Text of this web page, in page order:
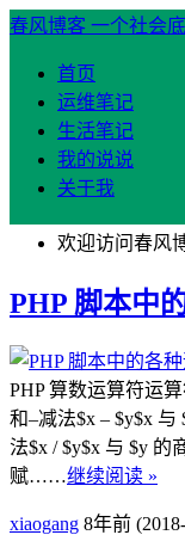
春风博客 一个社会
首页
运维笔记
生活笔记
我的说说
关于我
欢迎访问春风
PHP 脚本中
PHP 算数运算符运
和–减法$x – $y$x
法$x / $y$x 与 $y 的
赋……继续阅读 »
xiaogang 8年前